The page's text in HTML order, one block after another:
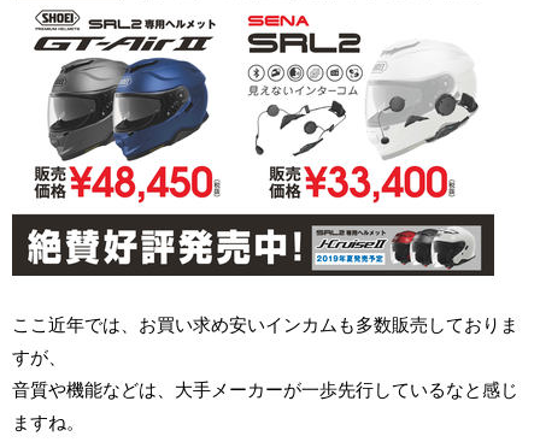
ここ近年では、お買い求め安いインカムも多数販売しておりま
すが、
音質や機能などは、大手メーカーが一歩先行しているなと感じ
ますね。